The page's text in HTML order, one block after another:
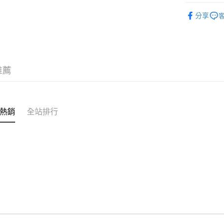
每筆NT$80
分享
薦
銷 全站排行